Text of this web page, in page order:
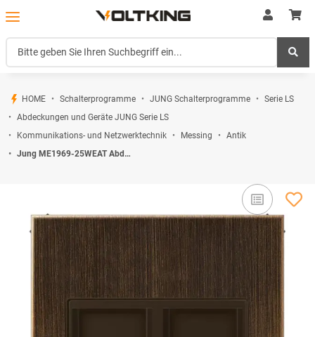
HOME Schalterprogramme JUNG Schalterprogramme
Serie LS
Abdeckungen und Geräte JUNG Serie LS
Kommunikations- und Netzwerktechnik
Messing
Antik
Jung ME1969-25WEAT Abdeckung f. Modular-Jack 2fach WE (TE-connect.) (Messing Antik) Serie LS